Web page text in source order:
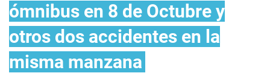
ómnibus en 8 de Octubre y
otros dos accidentes en la
misma manzana